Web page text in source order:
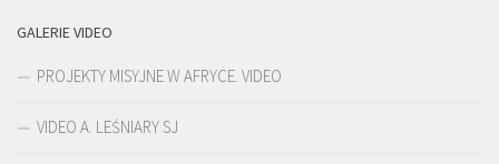
GALERIE VIDEO
PROJEKTY MISYJNE W AFRYCE. VIDEO
VIDEO A. LEŚNIARY SJ